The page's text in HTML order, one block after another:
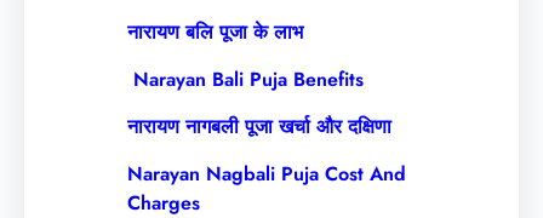
नारायण बलि पूजा के लाभ
Narayan Bali Puja Benefits
नारायण नागबली पूजा खर्चा और दक्षिणा
Narayan Nagbali Puja Cost And
Charges